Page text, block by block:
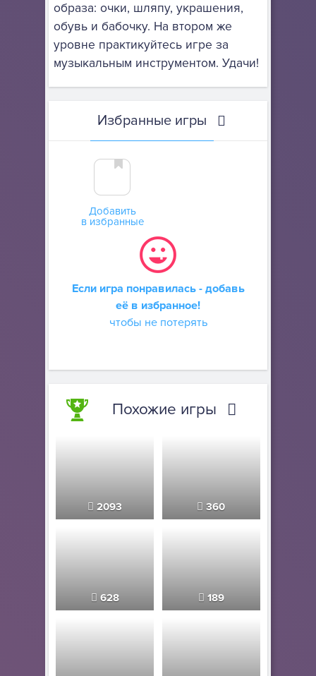
образа: очки, шляпу, украшения,
обувь и бабочку. На втором же
уровне практикуйтесь игре за
музыкальным инструментом. Удачи!
Избранные игры
Добавить
в избранные
Если игра понравилась - добавь
её в избранное!
чтобы не потерять
Похожие игры
2093 360
628 189